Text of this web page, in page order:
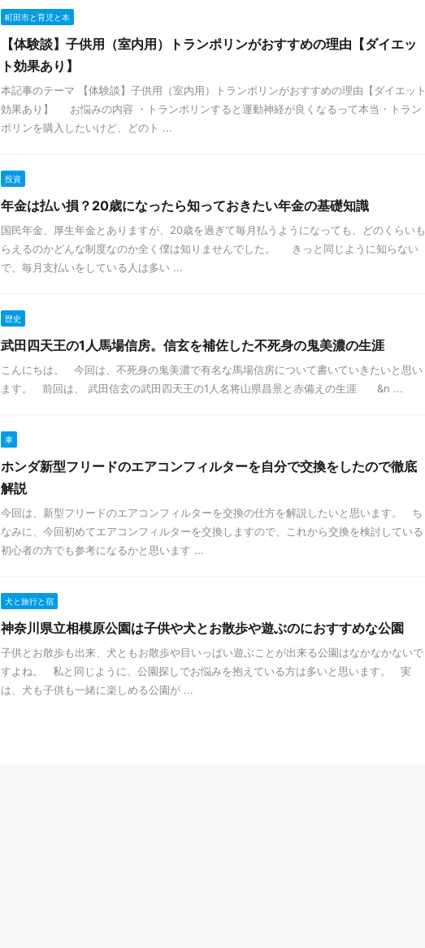
町田市と育児と本
【体験談】子供用（室内用）トランポリンがおすすめの理由【ダイエッ
ト効果あり】
本記事のテーマ 【体験談】子供用（室内用）トランポリンがおすすめの理由【ダイエット
効果あり】 お悩みの内容 ・トランポリンすると運動神経が良くなるって本当・トラン
ポリンを購入したいけど、どのト ...
投資
年金は払い損？20歳になったら知っておきたい年金の基礎知識
国民年金、厚生年金とありますが、20歳を過ぎて毎月払うようになっても、どのくらいも
らえるのかどんな制度なのか全く僕は知りませんでした。 きっと同じように知らない
で、毎月支払いをしている人は多い ...
歴史
武田四天王の1人馬場信房。信玄を補佐した不死身の鬼美濃の生涯
こんにちは。 今回は、不死身の鬼美濃で有名な馬場信房について書いていきたいと思い
ます。 前回は、 武田信玄の武田四天王の1人名将山県昌景と赤備えの生涯 &n ...
車
ホンダ新型フリードのエアコンフィルターを自分で交換をしたので徹底
解説
今回は、新型フリードのエアコンフィルターを交換の仕方を解説したいと思います。 ち
なみに、今回初めてエアコンフィルターを交換しますので、これから交換を検討している
初心者の方でも参考になるかと思います ...
犬と旅行と宿
神奈川県立相模原公園は子供や犬とお散歩や遊ぶのにおすすめな公園
子供とお散歩も出来、犬ともお散歩や目いっぱい遊ぶことが出来る公園はなかなかないで
すよね。 私と同じように、公園探しでお悩みを抱えている方は多いと思います。 実
は、犬も子供も一緒に楽しめる公園が ...